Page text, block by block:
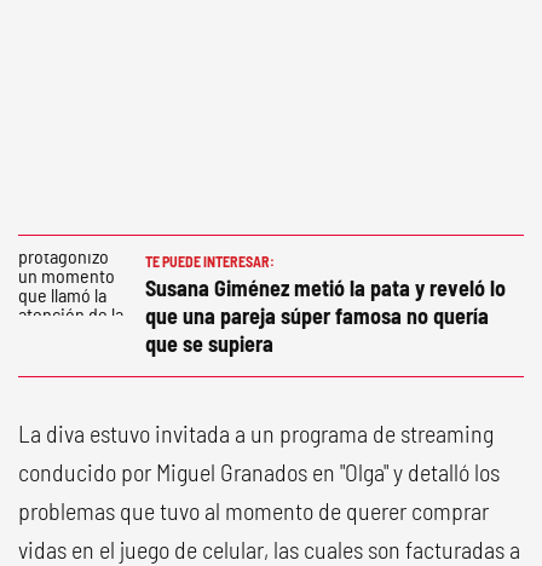
TE PUEDE INTERESAR:
Susana Giménez metió la pata y reveló lo
que una pareja súper famosa no quería
que se supiera
La diva estuvo invitada a un programa de streaming
conducido por Miguel Granados en "Olga" y detalló los
problemas que tuvo al momento de querer comprar
vidas en el juego de celular, las cuales son facturadas a